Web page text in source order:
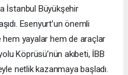
İstanbul Büyükşehir
Esenyurt’un önemli
hem yayalar hem de araçlar
Köprüsü’nün akıbeti, İBB
netlik kazanmaya başladı.